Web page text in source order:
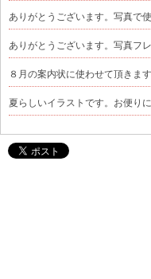
ありがとうございます。写真で
ありがとうございます。写真フ
８月の案内状に使わせて頂きます
夏らしいイラストです。お便り